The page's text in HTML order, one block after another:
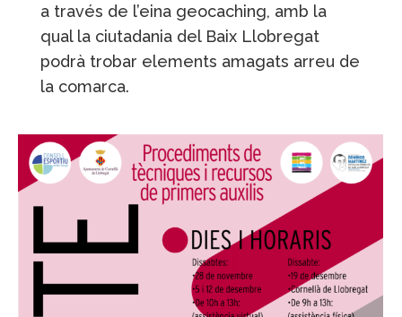
a través de l’eina geocaching, amb la
qual la ciutadania del Baix Llobregat
podrà trobar elements amagats arreu de
la comarca.